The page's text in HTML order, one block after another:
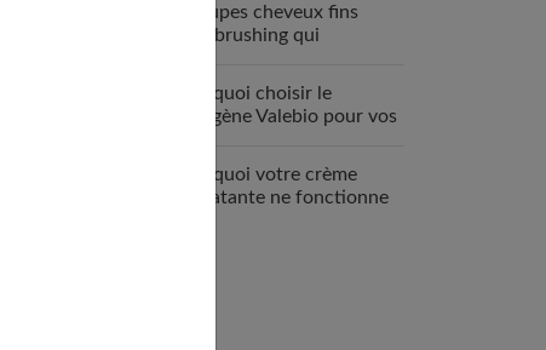
7 coupes cheveux fins
sans brushing qui
Pourquoi choisir le
collagène Valebio pour vos
Pourquoi votre crème
hydratante ne fonctionne